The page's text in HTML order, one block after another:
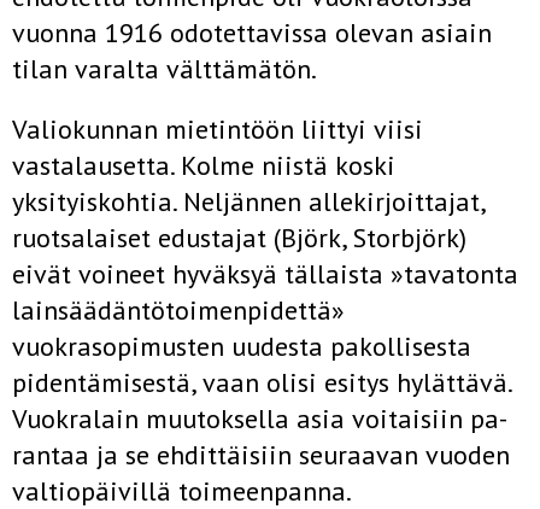
vuonna 1916 odotettavissa olevan asiain
tilan varalta välttämätön.
Valiokunnan mietintöön liittyi viisi
vastalausetta. Kolme niistä koski
yksityiskohtia. Neljännen allekirjoittajat,
ruotsalaiset edustajat (Björk, Storbjörk)
eivät voineet hyväksyä tällaista »tavatonta
lainsäädäntötoimenpidettä»
vuokrasopimusten uudesta pakollisesta
pidentämisestä, vaan olisi esitys hylättävä.
Vuokralain muutoksella asia voitaisiin pa­
rantaa ja se ehdittäisiin seuraavan vuoden
valtiopäivillä toimeenpanna.